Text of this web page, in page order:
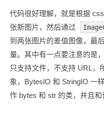
代码很好理解，就是根据
张新图片，然后通过
到两张图片的差值图像，最
量。其中有一点要注意的是
只支持文件，不支持 URL，
象，BytesIO 和 StringIO 一
作 bytes 和 str 的类，并且和